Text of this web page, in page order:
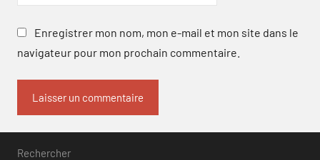
Enregistrer mon nom, mon e-mail et mon site dans le
navigateur pour mon prochain commentaire.
Rechercher